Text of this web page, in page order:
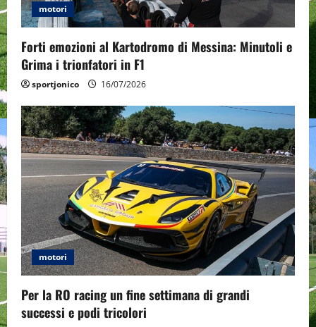
o
n
motori
Forti emozioni al Kartodromo di Messina: Minutoli e
Grima i trionfatori in F1
sportjonico 16/07/2026
motori
Per la RO racing un fine settimana di grandi
successi e podi tricolori